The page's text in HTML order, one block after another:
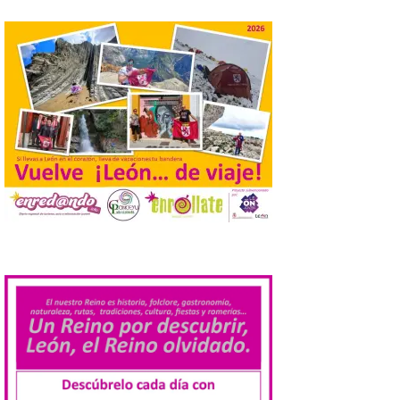
más comunes centran la
nueva exposición del
Museo de la Siderurgia y
la Minería de Sabero
8 Ago 2026
La exposición que se
inaugurará el sábado día 8
de agosto a las doce y
media de la mañana,
durante la ‘Feria de
minerales, rocas y fósiles de Castilla y
La Bañeza inicia sus
fiestas con el pregón a
cargo de Arturo Martínez
Matilla
8 Ago 2026